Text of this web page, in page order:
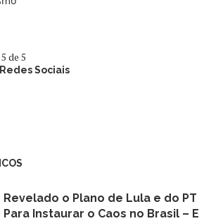
de 5
Sociais
Revelado o Plano de Lula e do PT
Para Instaurar o Caos no Brasil – E